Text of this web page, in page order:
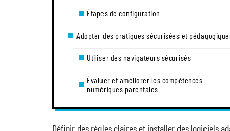
Étapes de configuration
Adopter des pratiques sécurisées et
Utiliser des navigateurs sécurisés
Évaluer et améliorer les compétences
numériques parentales
Définir des règles claires et installer des logiciels